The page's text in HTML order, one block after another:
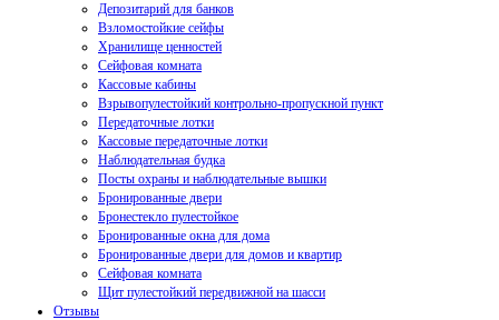
Депозитарий для банков
Взломостойкие сейфы
Хранилище ценностей
Сейфовая комната
Кассовые кабины
Взрывопулестойкий контрольно-пропускной пункт
Передаточные лотки
Кассовые передаточные лотки
Наблюдательная будка
Посты охраны и наблюдательные вышки
Бронированные двери
Бронестекло пулестойкое
Бронированные окна для дома
Бронированные двери для домов и квартир
Сейфовая комната
Щит пулестойкий передвижной на шасси
Отзывы